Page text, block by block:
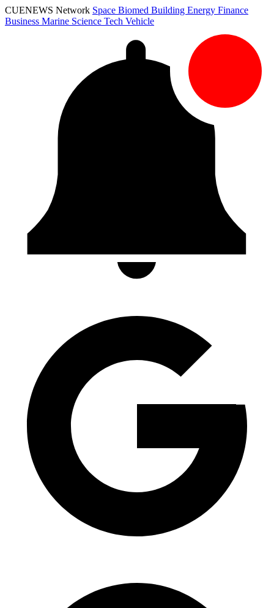
CUENEWS Network Space Biomed Building Energy Finance
Business Marine Science Tech Vehicle